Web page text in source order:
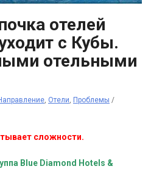
отелей
с Кубы.
отельными
, Отели, Проблемы /
сложности.
Blue Diamond Hotels &